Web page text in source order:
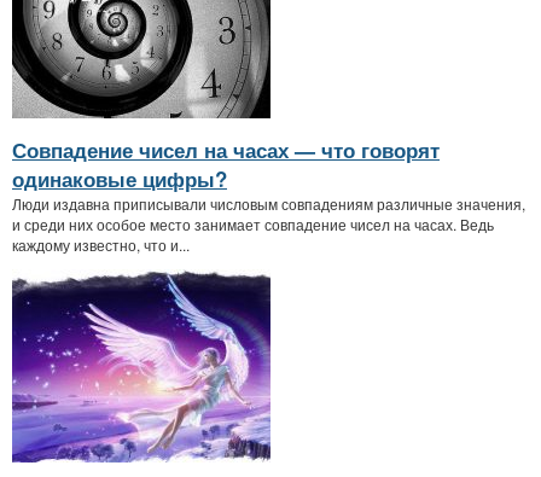
Совпадение чисел на часах — что говорят
одинаковые цифры?
Люди издавна приписывали числовым совпадениям различные значения,
и среди них особое место занимает совпадение чисел на часах. Ведь
каждому известно, что и...